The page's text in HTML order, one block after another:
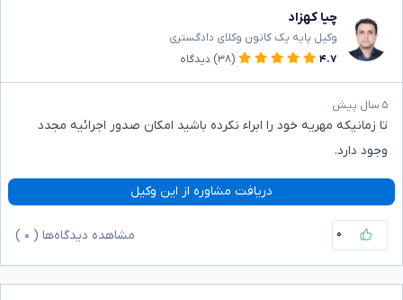
چیا کهزاد
وکیل پایه یک کانون وکلای دادگستری
۴.۷
(۳۸) دیدگاه
۵ سال پیش
تا زمانیکه مهریه خود را ابراء نکرده باشید امکان صدور اجرائیه مجدد
وجود دارد.
دریافت مشاوره از این وکیل
۰ مشاهده دیدگاه‌ها ( ۰